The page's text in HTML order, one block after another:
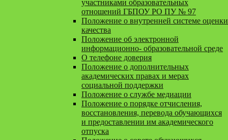
участниками образовательных
отношений ГБПОУ РО ПУ № 97
Положение о внутренней системе оценки
качества
Положение об электронной
информационно- образовательной среде
О телефоне доверия
Положение о дополнительных
академических правах и мерах
социальной поддержки
Положение о службе медиации
Положение о порядке отчисления,
восстановления, перевода обучающихся
и предоставлении им академического
отпуска